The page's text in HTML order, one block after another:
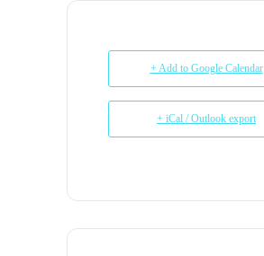
+ Add to Google Calendar
+ iCal / Outlook export